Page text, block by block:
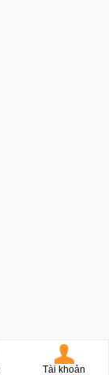
Tài khoản